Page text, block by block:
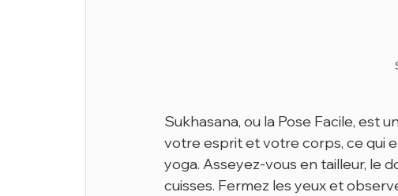
Sukhasana, ou la Pose Facile, est
votre esprit et votre corps, ce qui
yoga. Asseyez-vous en tailleur, le
cuisses. Fermez les yeux et